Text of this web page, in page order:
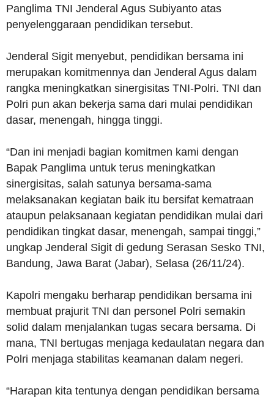
Panglima TNI Jenderal Agus Subiyanto atas
penyelenggaraan pendidikan tersebut.
Jenderal Sigit menyebut, pendidikan bersama ini
merupakan komitmennya dan Jenderal Agus dalam
rangka meningkatkan sinergisitas TNI-Polri. TNI dan
Polri pun akan bekerja sama dari mulai pendidikan
dasar, menengah, hingga tinggi.
“Dan ini menjadi bagian komitmen kami dengan
Bapak Panglima untuk terus meningkatkan
sinergisitas, salah satunya bersama-sama
melaksanakan kegiatan baik itu bersifat kematraan
ataupun pelaksanaan kegiatan pendidikan mulai dari
pendidikan tingkat dasar, menengah, sampai tinggi,”
ungkap Jenderal Sigit di gedung Serasan Sesko TNI,
Bandung, Jawa Barat (Jabar), Selasa (26/11/24).
Kapolri mengaku berharap pendidikan bersama ini
membuat prajurit TNI dan personel Polri semakin
solid dalam menjalankan tugas secara bersama. Di
mana, TNI bertugas menjaga kedaulatan negara dan
Polri menjaga stabilitas keamanan dalam negeri.
“Harapan kita tentunya dengan pendidikan bersama